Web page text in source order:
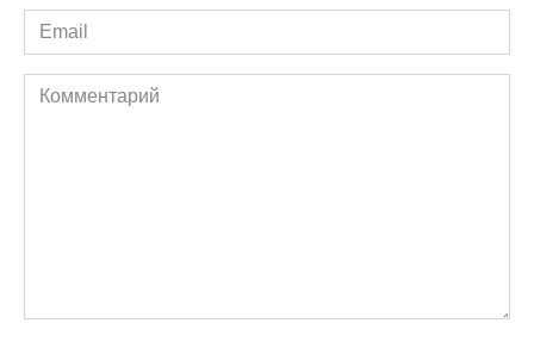
Email
*
Комментарий